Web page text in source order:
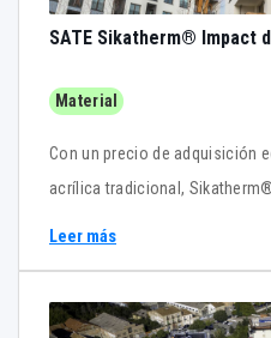
SATE Sikatherm® Impact
Material
Con un precio de adquisición
acrílica tradicional,
Leer más